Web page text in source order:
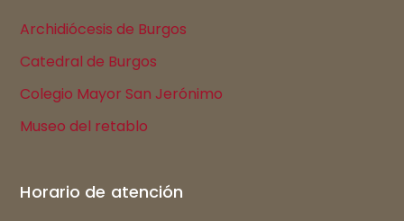
Archidiócesis de Burgos
Catedral de Burgos
Colegio Mayor San Jerónimo
Museo del retablo
Horario de atención